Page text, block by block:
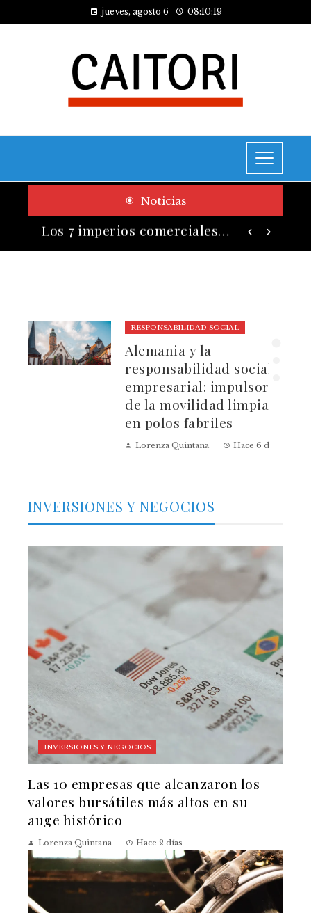
jueves, agosto 6 08:10:20
Noticias
Los 7 imperios comerciales más influyentes antes de la era industrial
RESPONSABILIDAD SOCIAL
Alemania y la
responsabilidad social
empresarial: impulsores
de la movilidad limpia
en polos fabriles
Lorenza Quintana Hace 6 días
INVERSIONES Y NEGOCIOS
INVERSIONES Y NEGOCIOS
Las 10 empresas que alcanzaron los
valores bursátiles más altos en su
auge histórico
Lorenza Quintana Hace 2 días